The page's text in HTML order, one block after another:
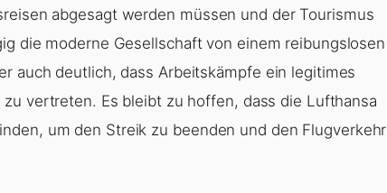
abgesagt werden müssen und der Tourismus
die moderne Gesellschaft von einem reibungslosen
auch deutlich, dass Arbeitskämpfe ein legitimes
vertreten. Es bleibt zu hoffen, dass die Lufthansa
um den Streik zu beenden und den Flugverkehr